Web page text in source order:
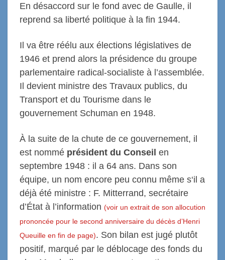
En désaccord sur le fond avec de Gaulle, il
reprend sa liberté politique à la fin 1944.
Il va être réélu aux élections législatives de
1946 et prend alors la présidence du groupe
parlementaire radical-socialiste à l’assemblée.
Il devient ministre des Travaux publics, du
Transport et du Tourisme dans le
gouvernement Schuman en 1948.
À la suite de la chute de ce gouvernement, il
est nommé président du Conseil en
septembre 1948 : il a 64 ans. Dans son
équipe, un nom encore peu connu même s‘il a
déjà été ministre : F. Mitterrand, secrétaire
d’État à l’information (voir un extrait de son allocution
prononcée pour le second anniversaire du décès d’Henri
Queuille en fin de page). Son bilan est jugé plutôt
positif, marqué par le déblocage des fonds du